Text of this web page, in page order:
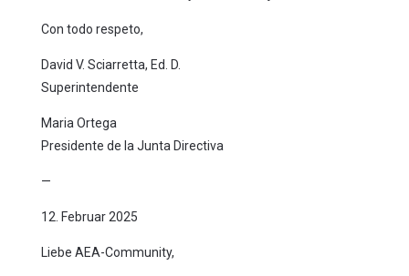
Con todo respeto,
David V. Sciarretta, Ed. D.
Superintendente
Maria Ortega
Presidente de la Junta Directiva
—
12. Februar 2025
Liebe AEA-Community,